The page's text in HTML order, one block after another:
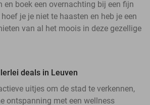
en boek een overnachting bij een fijn
hoef je je niet te haasten en heb je een
van al het moois in deze gezellige
deals in Leuven
uitjes om de stad te verkennen,
ontspanning met een wellness